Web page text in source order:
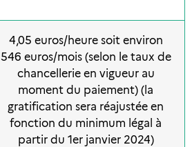
4,05 euros/heure soit environ
546 euros/mois (selon le taux de
chancellerie en vigueur au
moment du paiement) (la
gratification sera réajustée en
fonction du minimum légal à
partir du 1er janvier 2024)